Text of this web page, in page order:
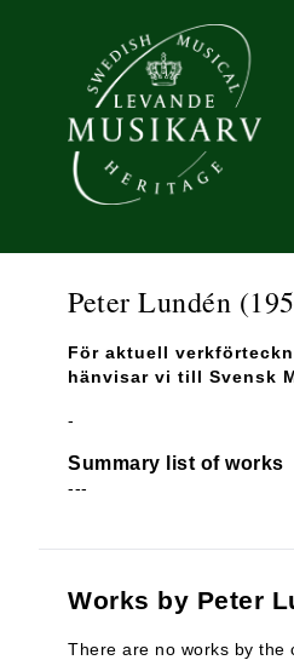
Peter Lundén
För aktuell
hänvisar vi till Svensk
-
Summary list of works
---
Works by Peter
There are no works by the